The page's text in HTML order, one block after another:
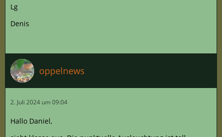
Lg
Denis
oppelnews
2. Juli 2024 um 09:04
Hallo Daniel,